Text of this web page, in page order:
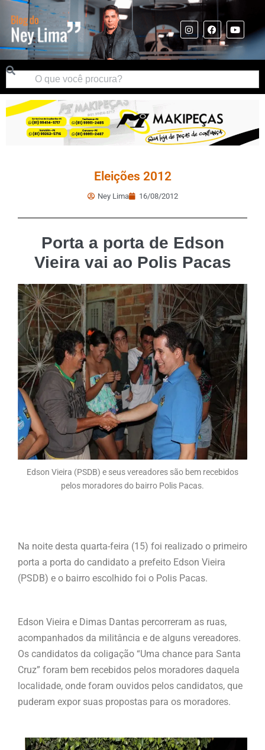
Eleições 2012
Ney Lima 16/08/2012
Porta a porta de Edson
Vieira vai ao Polis Pacas
Edson Vieira (PSDB) e seus vereadores são bem recebidos
pelos moradores do bairro Polis Pacas.
Na noite desta quarta-feira (15) foi realizado o primeiro
porta a porta do candidato a prefeito Edson Vieira
(PSDB) e o bairro escolhido foi o Polis Pacas.
Edson Vieira e Dimas Dantas percorreram as ruas,
acompanhados da militância e de alguns vereadores.
Os candidatos da coligação “Uma chance para Santa
Cruz” foram bem recebidos pelos moradores daquela
localidade, onde foram ouvidos pelos candidatos, que
puderam expor suas propostas para os moradores.